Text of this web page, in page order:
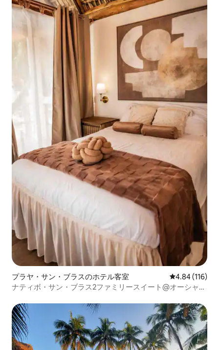
プラヤ・サン・ブラスのホテル客室 レビュー116
4.84 (116)
ナティボ・サン・ブラス2ファミリースイート@オーシャン